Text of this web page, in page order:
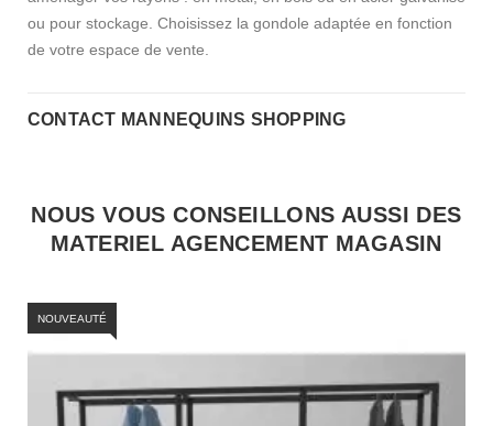
ou pour stockage. Choisissez la gondole adaptée en fonction
de votre espace de vente.
CONTACT MANNEQUINS SHOPPING
NOUS VOUS CONSEILLONS AUSSI DES
MATERIEL AGENCEMENT MAGASIN
NOUVEAUTÉ